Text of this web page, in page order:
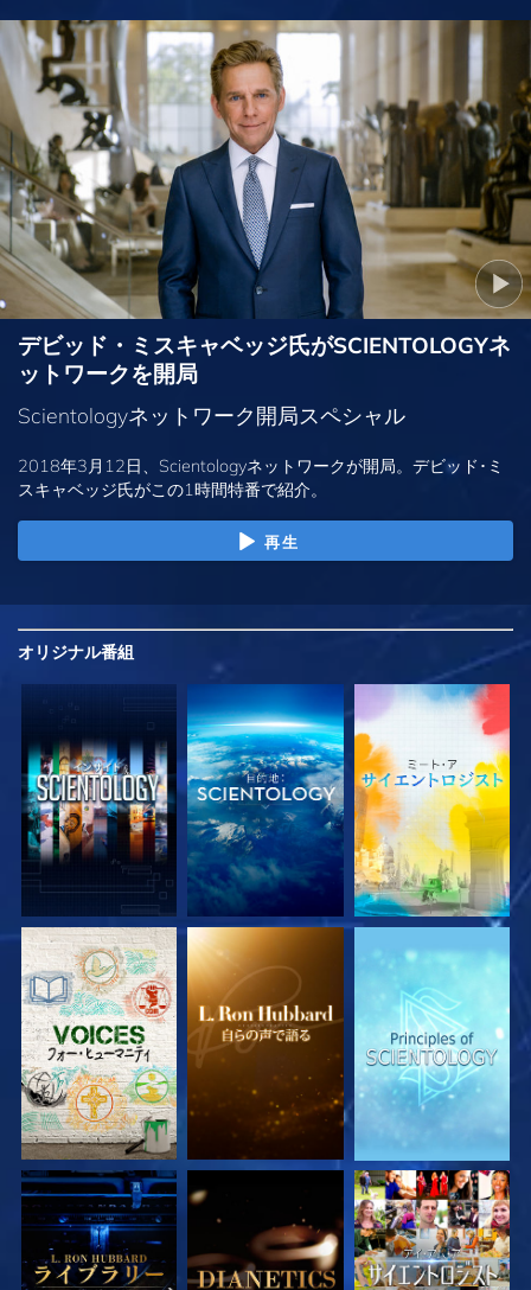
デビッド・ミスキャベッジ氏がSCIENTOLOGYネ
ットワークを開局
Scientologyネットワーク開局スペシャル
2018年3月12日、Scientologyネットワークが開局。デビッド･ミ
スキャベッジ氏がこの1時間特番で紹介。
再生
オリジナル番組
シリーズを探求 シリーズを探求 シリーズを探求
シリーズを探求 シリーズを探求 観る